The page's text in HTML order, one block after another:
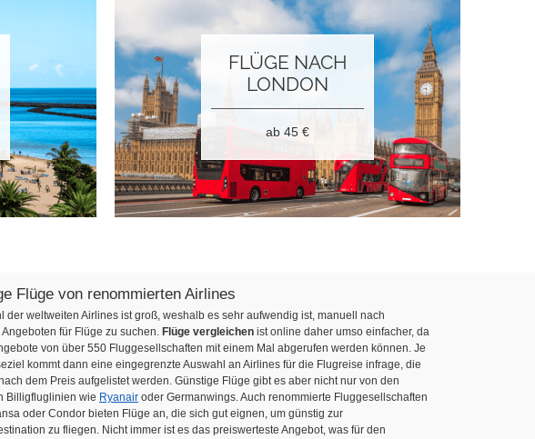
FLÜGE NACH
LONDON
ab 45 €
Flüge von renommierten Airlines
der weltweiten Airlines ist groß, weshalb es sehr aufwendig ist, manuell nach
für Flüge zu suchen. Flüge vergleichen ist online daher umso einfacher, da
von über 550 Fluggesellschaften mit einem Mal abgerufen werden können. Je
kommt dann eine eingegrenzte Auswahl an Airlines für die Flugreise infrage, die
dem Preis aufgelistet werden. Günstige Flüge gibt es aber nicht nur von den
Billigfluglinien wie Ryanair oder Germanwings. Auch renommierte Fluggesellschaften
oder Condor bieten Flüge an, die sich gut eignen, um günstig zur
zu fliegen. Nicht immer ist es das preiswerteste Angebot, was für den